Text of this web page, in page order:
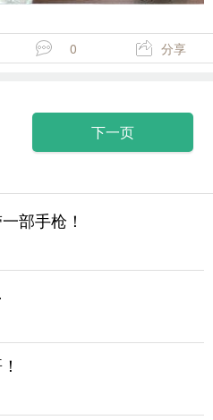
0 分享
下一页
部手枪！